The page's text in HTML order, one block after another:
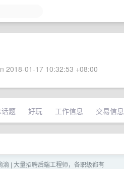
2018-01-17 10:32:53 +08:00
题 好玩 工作信息 交易信息
滴 | 大量招聘后端工程师，各职级都有